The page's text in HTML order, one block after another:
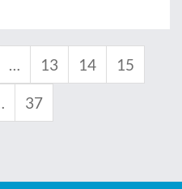
… 13 14 15
37